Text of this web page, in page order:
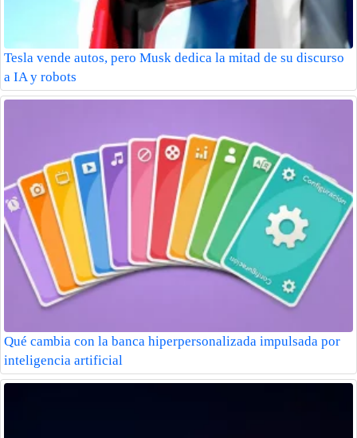
Tesla vende autos, pero Musk dedica la mitad de su discurso
a IA y robots
Qué cambia con la banca hiperpersonalizada impulsada por
inteligencia artificial